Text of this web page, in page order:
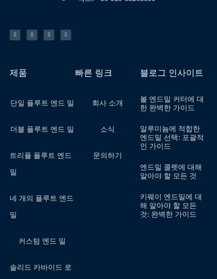
북
-
f
스
트
제품
단일 플루트 엔드 밀
더블 플루트 엔드 밀
트리플 플루트 엔드
밀
네 개의 플루트 엔드
밀
커스텀 엔드 밀
솔리드 카바이드 로
빠른 링크
회사 소개
소식
문의하기
블로그 인사이트
볼 엔드밀 커터에 대
한 완벽한 가이드
알루미늄에 적합한
엔드밀 선택: 포괄적
인 가이드
엔드밀 콜렛에 대해
알아야 할 모든 것
키웨이 엔드밀에 대
해 알아야 할 모든
것: 완벽한 가이드